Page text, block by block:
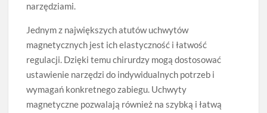
narzędziami.
Jednym z największych atutów uchwytów
magnetycznych jest ich elastyczność i łatwość
regulacji. Dzięki temu chirurdzy mogą dostosować
ustawienie narzędzi do indywidualnych potrzeb i
wymagań konkretnego zabiegu. Uchwyty
magnetyczne pozwalają również na szybką i łatwą